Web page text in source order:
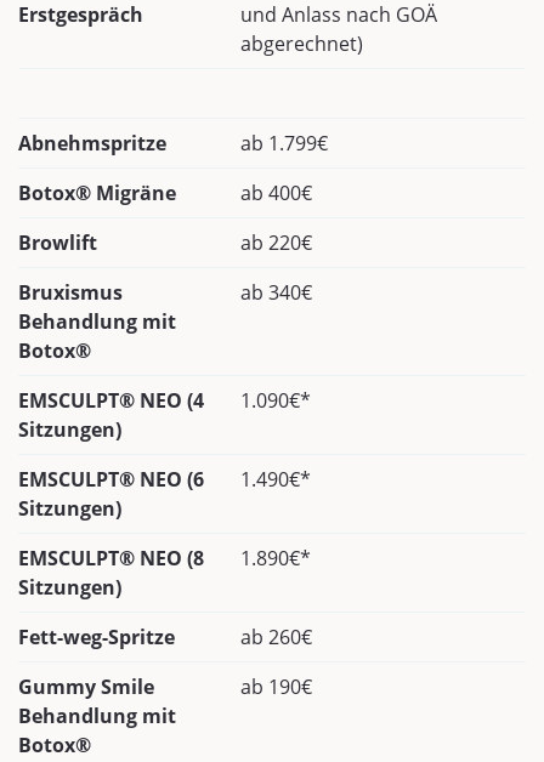
Erstgespräch
und Anlass nach GOÄ
abgerechnet)
Abnehmspritze
ab 1.799€
Botox® Migräne
ab 400€
Browlift
ab 220€
Bruxismus
Behandlung mit
Botox®
ab 340€
EMSCULPT® NEO (4
Sitzungen)
1.090€*
EMSCULPT® NEO (6
Sitzungen)
1.490€*
EMSCULPT® NEO (8
Sitzungen)
1.890€*
Fett-weg-Spritze
ab 260€
Gummy Smile
Behandlung mit
Botox®
ab 190€